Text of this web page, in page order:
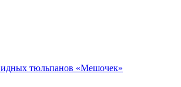
тюльпанов «Мешочек»